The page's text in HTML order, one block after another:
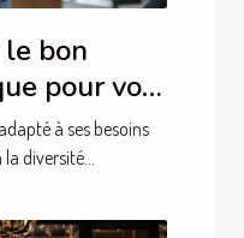
bon
pour vos
à ses besoins
diversité...